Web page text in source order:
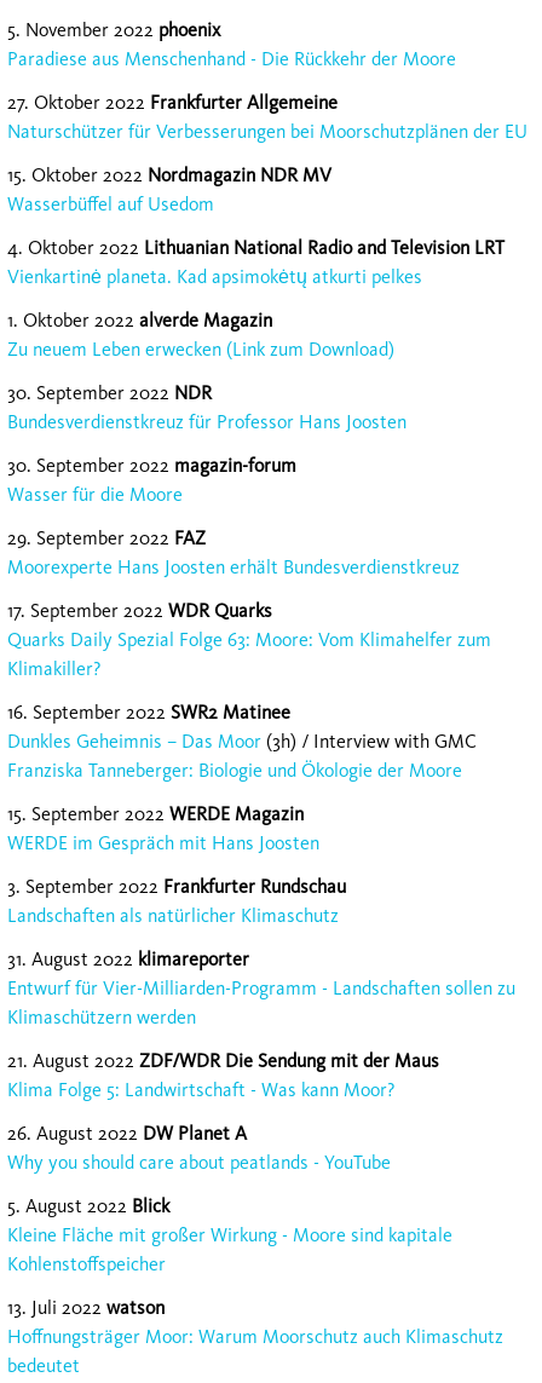
5. November 2022 phoenix
Paradiese aus Menschenhand - Die Rückkehr der Moore
27. Oktober 2022 Frankfurter Allgemeine
Naturschützer für Verbesserungen bei Moorschutzplänen der EU
15. Oktober 2022 Nordmagazin NDR MV
Wasserbüffel auf Usedom
4. Oktober 2022 Lithuanian National Radio and Television LRT
Vienkartinė planeta. Kad apsimokėtų atkurti pelkes
1. Oktober 2022 alverde Magazin
Zu neuem Leben erwecken (Link zum Download)
30. September 2022 NDR
Bundesverdienstkreuz für Professor Hans Joosten
30. September 2022 magazin-forum
Wasser für die Moore
29. September 2022 FAZ
Moorexperte Hans Joosten erhält Bundesverdienstkreuz
17. September 2022 WDR Quarks
Quarks Daily Spezial Folge 63: Moore: Vom Klimahelfer zum
Klimakiller?
16. September 2022 SWR2 Matinee
Dunkles Geheimnis – Das Moor (3h) / Interview with GMC
Franziska Tanneberger: Biologie und Ökologie der Moore
15. September 2022 WERDE Magazin
WERDE im Gespräch mit Hans Joosten
3. September 2022 Frankfurter Rundschau
Landschaften als natürlicher Klimaschutz
31. August 2022 klimareporter
Entwurf für Vier-Milliarden-Programm - Landschaften sollen zu
Klimaschützern werden
21. August 2022 ZDF/WDR Die Sendung mit der Maus
Klima Folge 5: Landwirtschaft - Was kann Moor?
26. August 2022 DW Planet A
Why you should care about peatlands - YouTube
5. August 2022 Blick
Kleine Fläche mit großer Wirkung - Moore sind kapitale
Kohlenstoffspeicher
13. Juli 2022 watson
Hoffnungsträger Moor: Warum Moorschutz auch Klimaschutz
bedeutet